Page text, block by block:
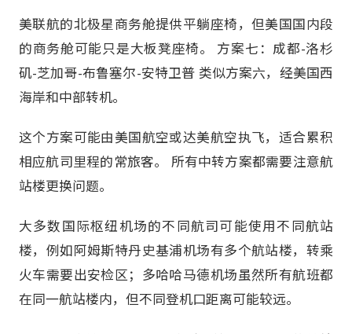
美联航的北极星商务舱提供平躺座椅，但美国国内段
的商务舱可能只是大板凳座椅。 方案七：成都-洛杉
矶-芝加哥-布鲁塞尔-安特卫普 类似方案六，经美国西
海岸和中部转机。
这个方案可能由美国航空或达美航空执飞，适合累积
相应航司里程的常旅客。 所有中转方案都需要注意航
站楼更换问题。
大多数国际枢纽机场的不同航司可能使用不同航站
楼，例如阿姆斯特丹史基浦机场有多个航站楼，转乘
火车需要出安检区；多哈哈马德机场虽然所有航班都
在同一航站楼内，但不同登机口距离可能较远。